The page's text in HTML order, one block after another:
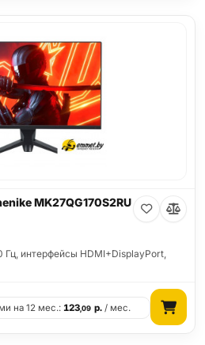
MK27QG170S2RU
Гц, интерфейсы HDMI+DisplayPort,
на 12 мес.:123,09 р./ мес.